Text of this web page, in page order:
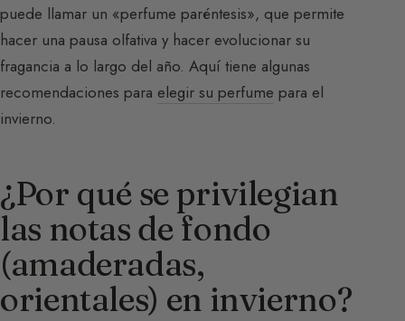
puede llamar un «perfume paréntesis», que permite
hacer una pausa olfativa y hacer evolucionar su
fragancia a lo largo del año. Aquí tiene algunas
recomendaciones para elegir su perfume para el
invierno.
¿Por qué se privilegian
las notas de fondo
(amaderadas,
orientales) en invierno?